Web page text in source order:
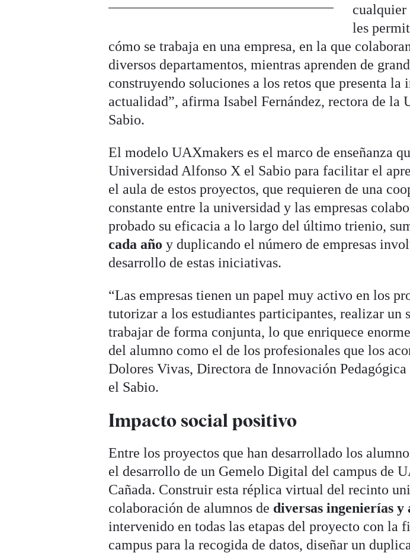
cualquier
les
cómo se trabaja en una empresa, en la que
diversos departamentos, mientras aprenden de
construyendo soluciones a los retos que presenta la
actualidad”, afirma Isabel Fernández, rectora de la
Sabio.
El modelo UAXmakers es el marco de enseñanza
Universidad Alfonso X el Sabio para facilitar el
el aula de estos proyectos, que requieren de una
constante entre la universidad y las empresas
probado su eficacia a lo largo del último trienio,
cada año y duplicando el número de empresas
desarrollo de estas iniciativas.
“Las empresas tienen un papel muy activo en los
tutorizar a los estudiantes participantes, realizar un
trabajar de forma conjunta, lo que enriquece
del alumno como el de los profesionales que los
Dolores Vivas, Directora de Innovación
el Sabio.
Impacto social positivo
Entre los proyectos que han desarrollado los
el desarrollo de un Gemelo Digital del campus de
Cañada. Construir esta réplica virtual del recinto
colaboración de alumnos de diversas ingenierías
intervenido en todas las etapas del proyecto con la
campus para la recogida de datos, diseñar un